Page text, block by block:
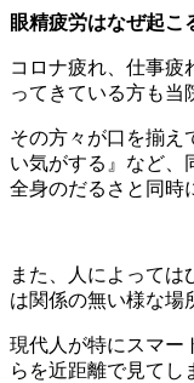
眼精疲労はなぜ起こ
コロナ疲れ、仕事疲
ってきている方も当
その方々が口を揃え
い気がする』など、
全身のだるさと同時
また、人によっては
は関係の無い様な場
現代人が特にスマー
らを近距離で見てし